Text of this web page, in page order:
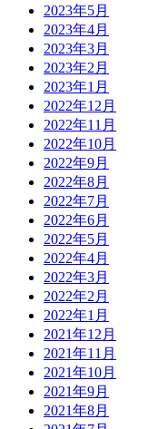
2023年5月
2023年4月
2023年3月
2023年2月
2023年1月
2022年12月
2022年11月
2022年10月
2022年9月
2022年8月
2022年7月
2022年6月
2022年5月
2022年4月
2022年3月
2022年2月
2022年1月
2021年12月
2021年11月
2021年10月
2021年9月
2021年8月